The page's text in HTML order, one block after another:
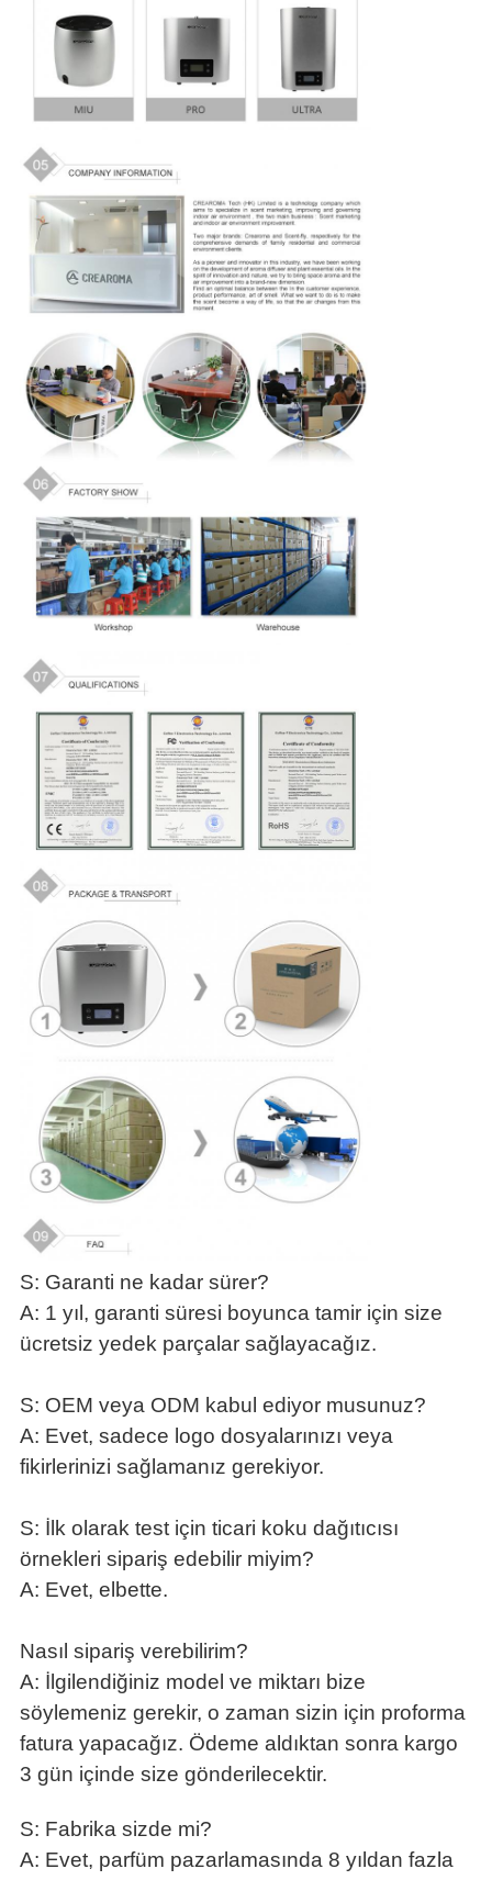
S: Garanti ne kadar sürer?
A: 1 yıl, garanti süresi boyunca tamir için size
ücretsiz yedek parçalar sağlayacağız.
S: OEM veya ODM kabul ediyor musunuz?
A: Evet, sadece logo dosyalarınızı veya
fikirlerinizi sağlamanız gerekiyor.
S: İlk olarak test için ticari koku dağıtıcısı
örnekleri sipariş edebilir miyim?
A: Evet, elbette.
Nasıl sipariş verebilirim?
A: İlgilendiğiniz model ve miktarı bize
söylemeniz gerekir, o zaman sizin için proforma
fatura yapacağız. Ödeme aldıktan sonra kargo
3 gün içinde size gönderilecektir.
S: Fabrika sizde mi?
A: Evet, parfüm pazarlamasında 8 yıldan fazla